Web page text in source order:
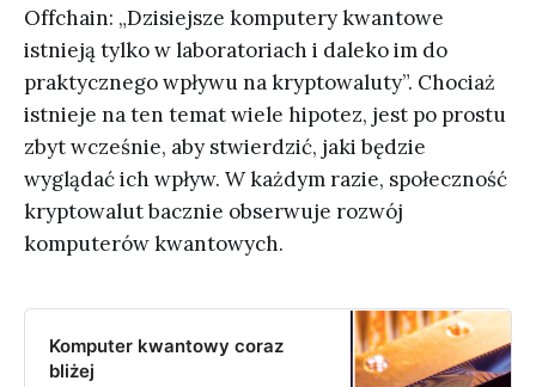
Offchain: „Dzisiejsze komputery kwantowe
istnieją tylko w laboratoriach i daleko im do
praktycznego wpływu na kryptowaluty”. Chociaż
istnieje na ten temat wiele hipotez, jest po prostu
zbyt wcześnie, aby stwierdzić, jaki będzie
wyglądać ich wpływ. W każdym razie, społeczność
kryptowalut bacznie obserwuje rozwój
komputerów kwantowych.
Komputer kwantowy coraz
bliżej